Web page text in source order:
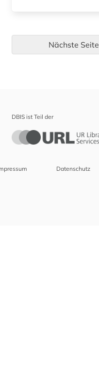
Nächste Seite
DBIS ist Teil der
Datenschutz